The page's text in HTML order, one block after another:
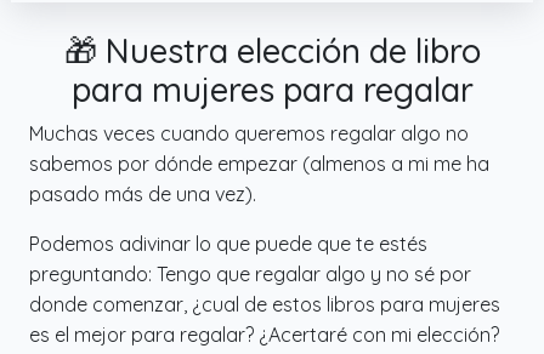
🎁 Nuestra elección de libro
para mujeres para regalar
Muchas veces cuando queremos regalar algo no
sabemos por dónde empezar (almenos a mi me ha
pasado más de una vez).
Podemos adivinar lo que puede que te estés
preguntando: Tengo que regalar algo y no sé por
donde comenzar, ¿cual de estos libros para mujeres
es el mejor para regalar? ¿Acertaré con mi elección?